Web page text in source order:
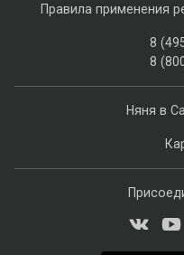
Няня в
Правила применения
8
8